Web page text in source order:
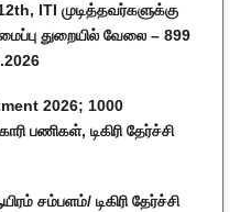
ITI முடித்தவர்களுக்கு
துறையில் வேலை – 899
2026; 1000
பணிகள், டிகிரி தேர்ச்சி
சம்பளம்/ டிகிரி தேர்ச்சி